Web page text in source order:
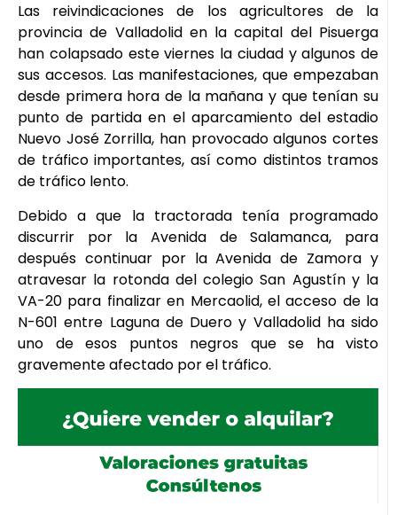
Las reivindicaciones de los agricultores de la
provincia de Valladolid en la capital del Pisuerga
han colapsado este viernes la ciudad y algunos de
sus accesos. Las manifestaciones, que empezaban
desde primera hora de la mañana y que tenían su
punto de partida en el aparcamiento del estadio
Nuevo José Zorrilla, han provocado algunos cortes
de tráfico importantes, así como distintos tramos
de tráfico lento.
Debido a que la tractorada tenía programado
discurrir por la Avenida de Salamanca, para
después continuar por la Avenida de Zamora y
atravesar la rotonda del colegio San Agustín y la
VA-20 para finalizar en Mercaolid, el acceso de la
N-601 entre Laguna de Duero y Valladolid ha sido
uno de esos puntos negros que se ha visto
gravemente afectado por el tráfico.